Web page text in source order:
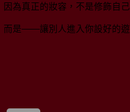
因為真正的妝容，不是修飾自己
而是——讓別人進入你設好的遊